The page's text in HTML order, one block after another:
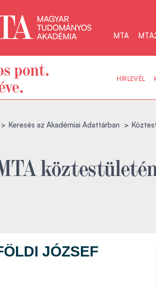
MTA
HÍRLEVÉL
Keresés az Akadémiai Adattárban
JÓZSEF